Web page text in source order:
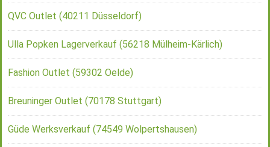
QVC Outlet (40211 Düsseldorf)
Ulla Popken Lagerverkauf (56218 Mülheim-Kärlich)
Fashion Outlet (59302 Oelde)
Breuninger Outlet (70178 Stuttgart)
Güde Werksverkauf (74549 Wolpertshausen)